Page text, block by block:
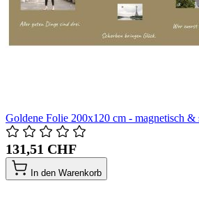
Goldene Folie 200x120 cm - magnetisch &
131,51 CHF
In den Warenkorb